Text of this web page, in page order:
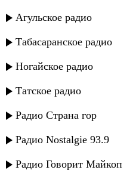
Агульское радио
Табасаранское радио
Ногайское радио
Татское радио
Радио Страна гор
Радио Nostalgie 93.9
Радио Говорит Майкоп
Руслан Яриков и
David Divad - Яркие
Айдумбек Камилов -
Яраг - Хиялар